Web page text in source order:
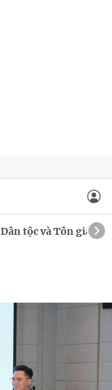
Dân tộc và Tôn giáo